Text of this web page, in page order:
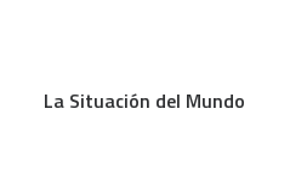
La Situación del Mundo